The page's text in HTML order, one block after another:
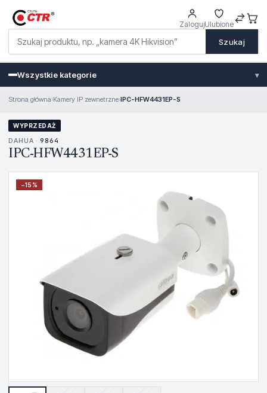
Szukaj
ZalogujUlubione
Wszystkie kategorie ▾
Strona główna›Kamery IP zewnetrzne›IPC-HFW4431EP-S
WYPRZEDAŻ
DAHUA · 9864
IPC-HFW4431EP-S
−15%